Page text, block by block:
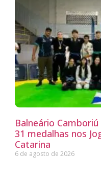
Balneário
31 medalhas nos
Catarina
6 de agosto de 2026